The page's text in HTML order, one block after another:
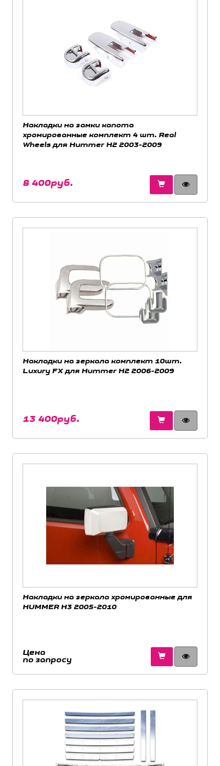
Накладки на замки капота
хромированные комплект 4 шт. Real
Wheels для Hummer H2 2003-2009
8 400руб.
Накладки на зеркала комплект 10шт.
Luxury FX для Hummer H2 2006-2009
13 400руб.
Накладки на зеркала хромированные для
HUMMER H3 2005-2010
Цена
по запросу